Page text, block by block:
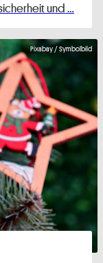
und …
Pixabay / Symbolbild